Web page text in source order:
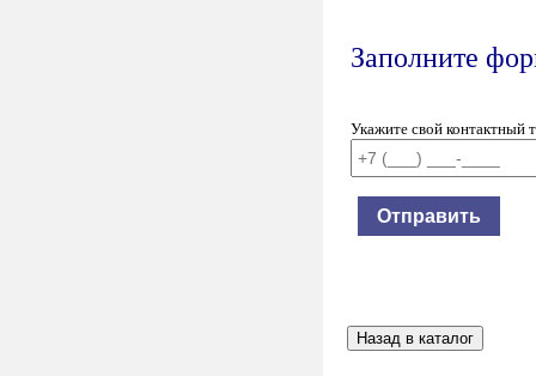
Заполните
Укажите свой контактный